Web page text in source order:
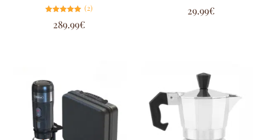
5.00
sur 5
(2)
289.99€
4.50
sur 5
29.99€